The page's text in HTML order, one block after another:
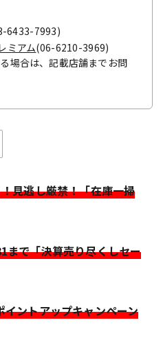
6433-7993)
ミアム(06-6210-3969)
場合は、記載店舗までお問
見逃し厳禁！「在庫一掃
まで「決算売り尽くしセー
イントアップキャンペーン